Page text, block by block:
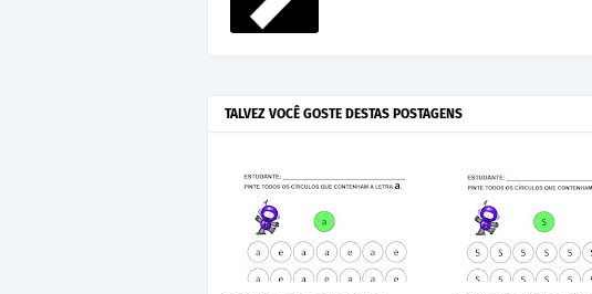
TALVEZ VOCÊ GOSTE DESTAS POSTAGENS